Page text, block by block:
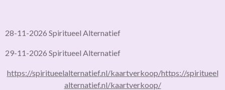
28-11-2026 Spiritueel Alternatief
29-11-2026 Spiritueel Alternatief
https://spiritueelalternatief.nl/kaartverkoop/https://spiritueel
alternatief.nl/kaartverkoop/